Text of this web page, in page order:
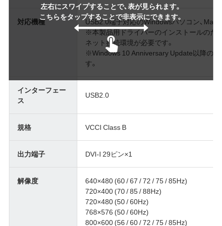
左右にスワイプすることで、表が見られます。
こちらをタップすることで非表示にできます。
対応機種
USB2.0端子対応のWindowsパソコン、Mac
※本製品用ドライバーのインストールのた
ネット接続環境が必要です。
※Windows 10 Anniversary Update以降の
す。
インターフェー
ス
USB2.0
規格 VCCI Class B
出力端子 DVI-I 29ピン×1
解像度
640×480 (60 / 67 / 72 / 75 / 85Hz)
720×400 (70 / 85 / 88Hz)
720×480 (50 / 60Hz)
768×576 (50 / 60Hz)
800×600 (56 / 60 / 72 / 75 / 85Hz)